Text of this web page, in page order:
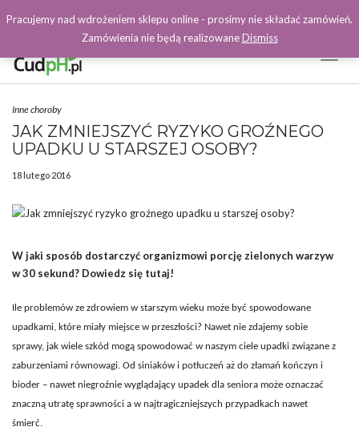
Facebook
Inne choroby
JAK ZMNIEJSZYĆ RYZYKO GROŹNEGO
UPADKU U STARSZEJ OSOBY?
18 lutego 2016
W jaki sposób dostarczyć organizmowi porcję zielonych warzyw
w 30 sekund? Dowiedz się tutaj!
Ile problemów ze zdrowiem w starszym wieku może być spowodowane
upadkami, które miały miejsce w przeszłości? Nawet nie zdajemy sobie
sprawy, jak wiele szkód mogą spowodować w naszym ciele upadki związane z
zaburzeniami równowagi. Od siniaków i potłuczeń aż do złamań kończyn i
bioder – nawet niegroźnie wyglądający upadek dla seniora może oznaczać
znaczną utratę sprawności a w najtragiczniejszych przypadkach nawet
śmierć.
Pracujemy nad wdrożeniem sklepu online - prosimy nie składać zamówień.
Zamówienia nie będą realizowaneDismiss